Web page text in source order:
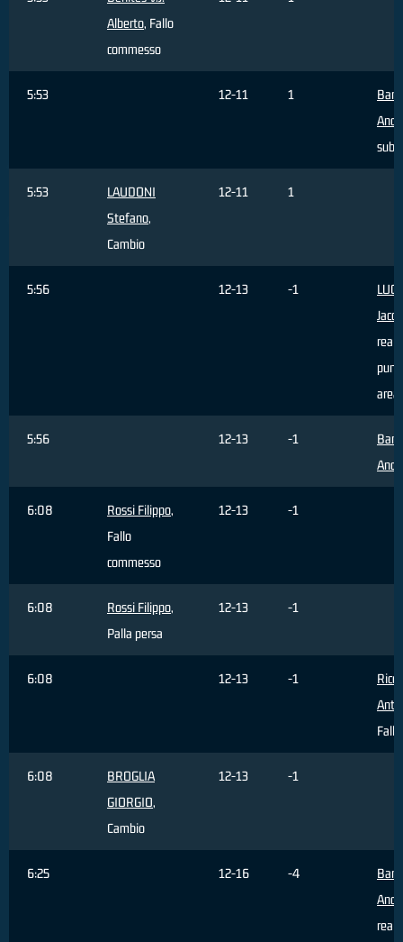
Alberto, Fallo
commesso
5:53 12-11 1
5:53
LAUDONI
Stefano,
Cambio
12-11 1
5:56 12-13 -1
area
5:56 12-13 -1
6:08 Rossi Filippo,
Fallo
commesso
12-13 -1
6:08 Rossi Filippo,
Palla persa
12-13 -1
6:08 12-13 -1
Ricci
6:08
BROGLIA
GIORGIO,
Cambio
12-13 -1
6:25 12-16 -4